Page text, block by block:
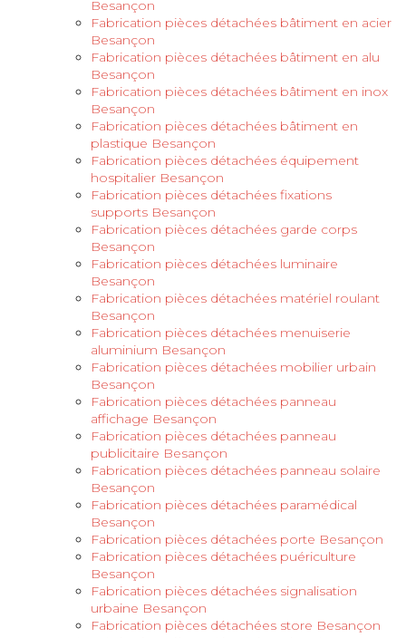
Besançon
Fabrication pièces détachées bâtiment en acier
Besançon
Fabrication pièces détachées bâtiment en alu
Besançon
Fabrication pièces détachées bâtiment en inox
Besançon
Fabrication pièces détachées bâtiment en
plastique Besançon
Fabrication pièces détachées équipement
hospitalier Besançon
Fabrication pièces détachées fixations
supports Besançon
Fabrication pièces détachées garde corps
Besançon
Fabrication pièces détachées luminaire
Besançon
Fabrication pièces détachées matériel roulant
Besançon
Fabrication pièces détachées menuiserie
aluminium Besançon
Fabrication pièces détachées mobilier urbain
Besançon
Fabrication pièces détachées panneau
affichage Besançon
Fabrication pièces détachées panneau
publicitaire Besançon
Fabrication pièces détachées panneau solaire
Besançon
Fabrication pièces détachées paramédical
Besançon
Fabrication pièces détachées porte Besançon
Fabrication pièces détachées puériculture
Besançon
Fabrication pièces détachées signalisation
urbaine Besançon
Fabrication pièces détachées store Besançon